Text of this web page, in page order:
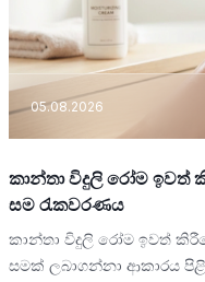
05.08.2026
කාන්තා විදුලි රෝම ඉවත්
සම රැකවරණය
කාන්තා විදුලි රෝම ඉවත්
සමක් ලබාගන්නා ආකාරය